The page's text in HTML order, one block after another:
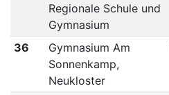
Regionale Schule und
Gymnasium
36
Gymnasium Am
Sonnenkamp,
Neukloster